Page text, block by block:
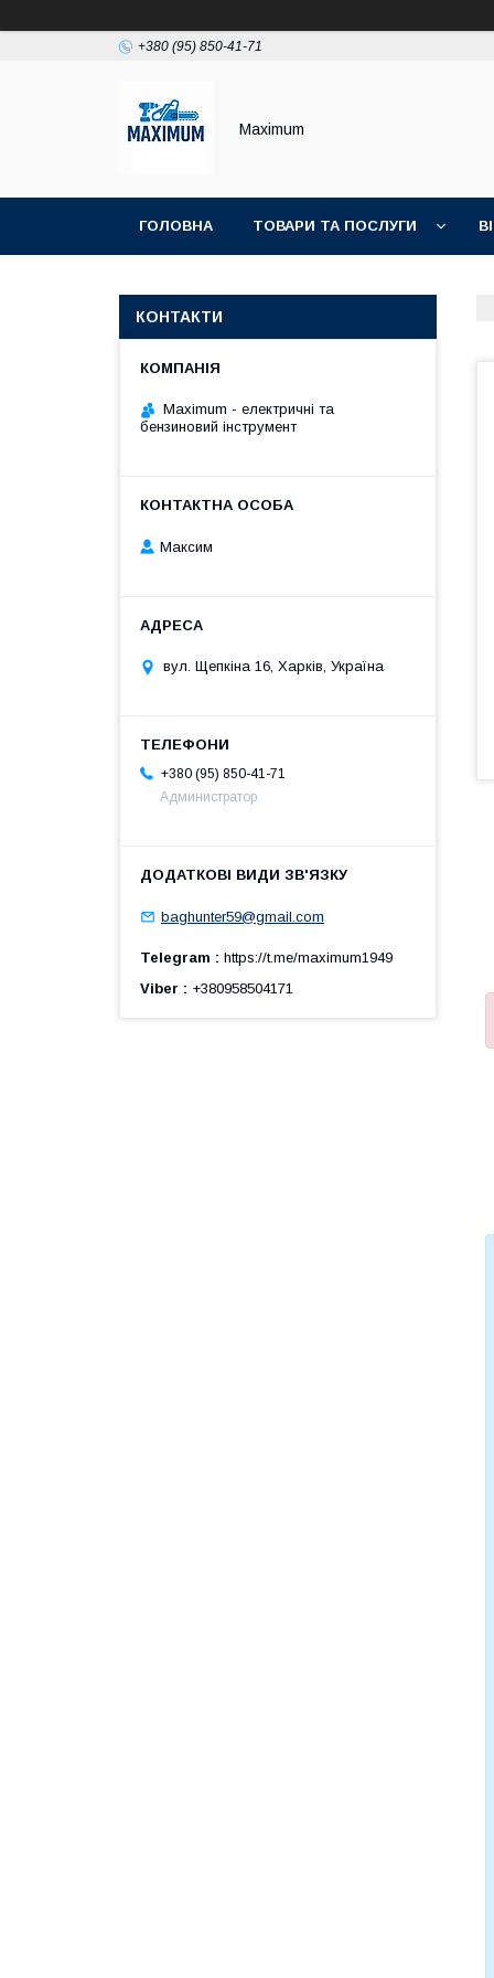
+380 (95) 850-41-71
Maximum
ГОЛОВНА ТОВАРИ ТА ПОСЛУГИ
КОНТАКТИ
Maximum - електричні та
бензиновий інструмент
Максим
вул. Щепкіна 16, Харків, Україна
+380 (95) 850-41-71
Администратор
baghunter59@gmail.com
Telegram
https://t.me/maximum1949
Viber
+380958504171